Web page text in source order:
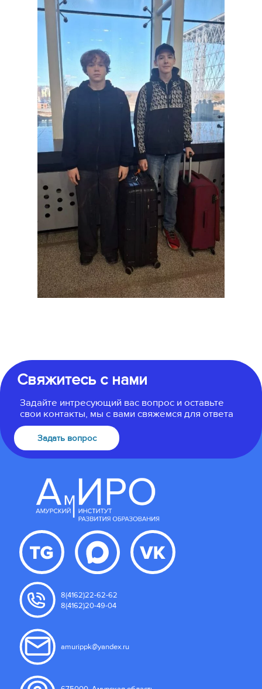
Свяжитесь с нами
Задайте интресующий вас вопрос и оставьте
свои контакты, мы с вами свяжемся для ответа
Задать вопрос
8(4162)22-62-62
8(4162)20-49-04
amurippk@yandex.ru